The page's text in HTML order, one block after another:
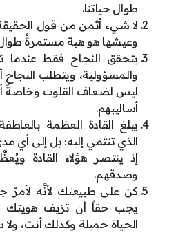
طوال حياتنا.
لا شيء أثمن من قول
وعيشها هو هبة مستمرةٌ طوال
يتحقق النجاح فقط عندما
والمسؤولية، ويتطلب
ليس لضعاف القلوب وخاصةً
أساليبهم.
يبلغ القادة العظمة
الذي تنتمي إليه؛ بل إلى أي
إذ ينتصر هؤلاء القادة
وصدقهم.
كن على طبيعتك لأنَّه لأمرٌ
يجب حقاً أن تزيف هويتك
الحياة جميلة وكذلك أنت،